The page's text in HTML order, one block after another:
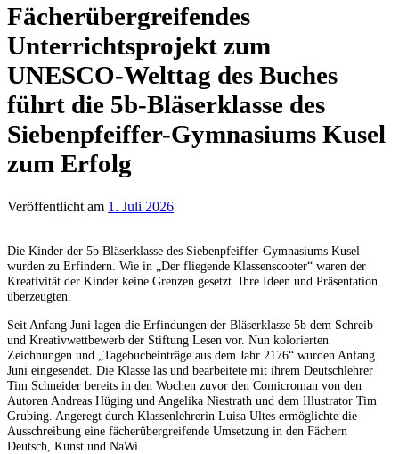
Fächerübergreifendes
Unterrichtsprojekt zum
UNESCO-Welttag des Buches
führt die 5b-Bläserklasse des
Siebenpfeiffer-Gymnasiums Kusel
zum Erfolg
Veröffentlicht am 1. Juli 2026
Die Kinder der 5b Bläserklasse des Siebenpfeiffer-Gymnasiums Kusel
wurden zu Erfindern. Wie in „Der fliegende Klassenscooter“ waren der
Kreativität der Kinder keine Grenzen gesetzt. Ihre Ideen und Präsentation
überzeugten.
Seit Anfang Juni lagen die Erfindungen der Bläserklasse 5b dem Schreib-
und Kreativwettbewerb der Stiftung Lesen vor. Nun kolorierten
Zeichnungen und „Tagebucheinträge aus dem Jahr 2176“ wurden Anfang
Juni eingesendet. Die Klasse las und bearbeitete mit ihrem Deutschlehrer
Tim Schneider bereits in den Wochen zuvor den Comicroman von den
Autoren Andreas Hüging und Angelika Niestrath und dem Illustrator Tim
Grubing. Angeregt durch Klassenlehrerin Luisa Ultes ermöglichte die
Ausschreibung eine fächerübergreifende Umsetzung in den Fächern
Deutsch, Kunst und NaWi.